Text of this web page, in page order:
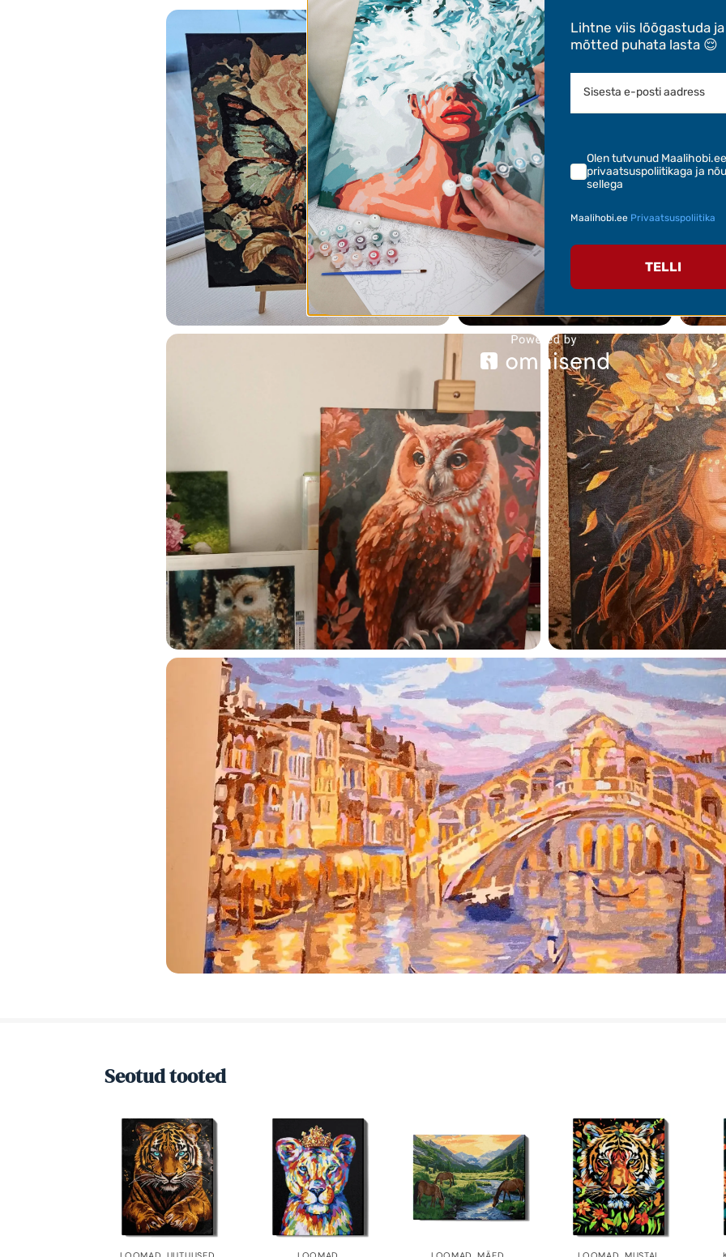
Seotud tooted
Lihtne viis lõõgastuda ja
mõtted puhata lasta 😌
Olen tutvunud Maalihobi.ee
privaatsuspoliitikaga ja
sellega
Maalihobi.ee Privaatsuspoliitika
TELLI